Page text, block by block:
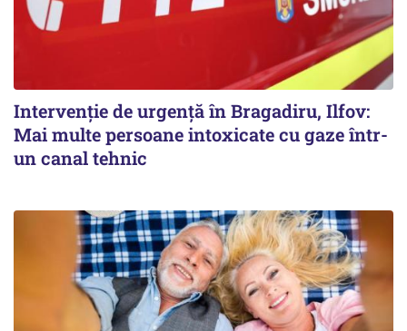
Intervenție de urgență în Bragadiru, Ilfov:
Mai multe persoane intoxicate cu gaze într-
un canal tehnic